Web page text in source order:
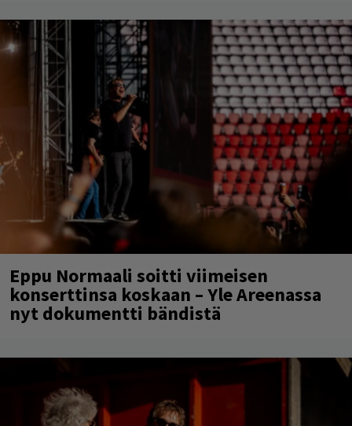
Eppu Normaali soitti viimeisen
konserttinsa koskaan – Yle Areenassa
nyt dokumentti bändistä